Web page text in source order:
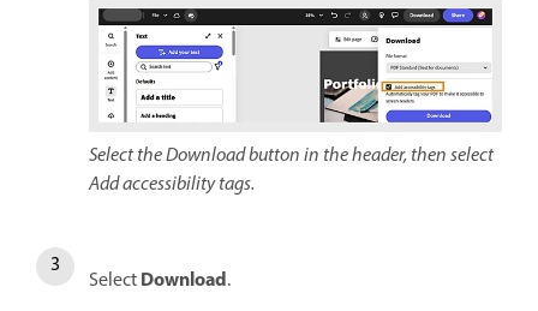
Select the Download button in the header, then select
Add accessibility tags.
SelectDownload.